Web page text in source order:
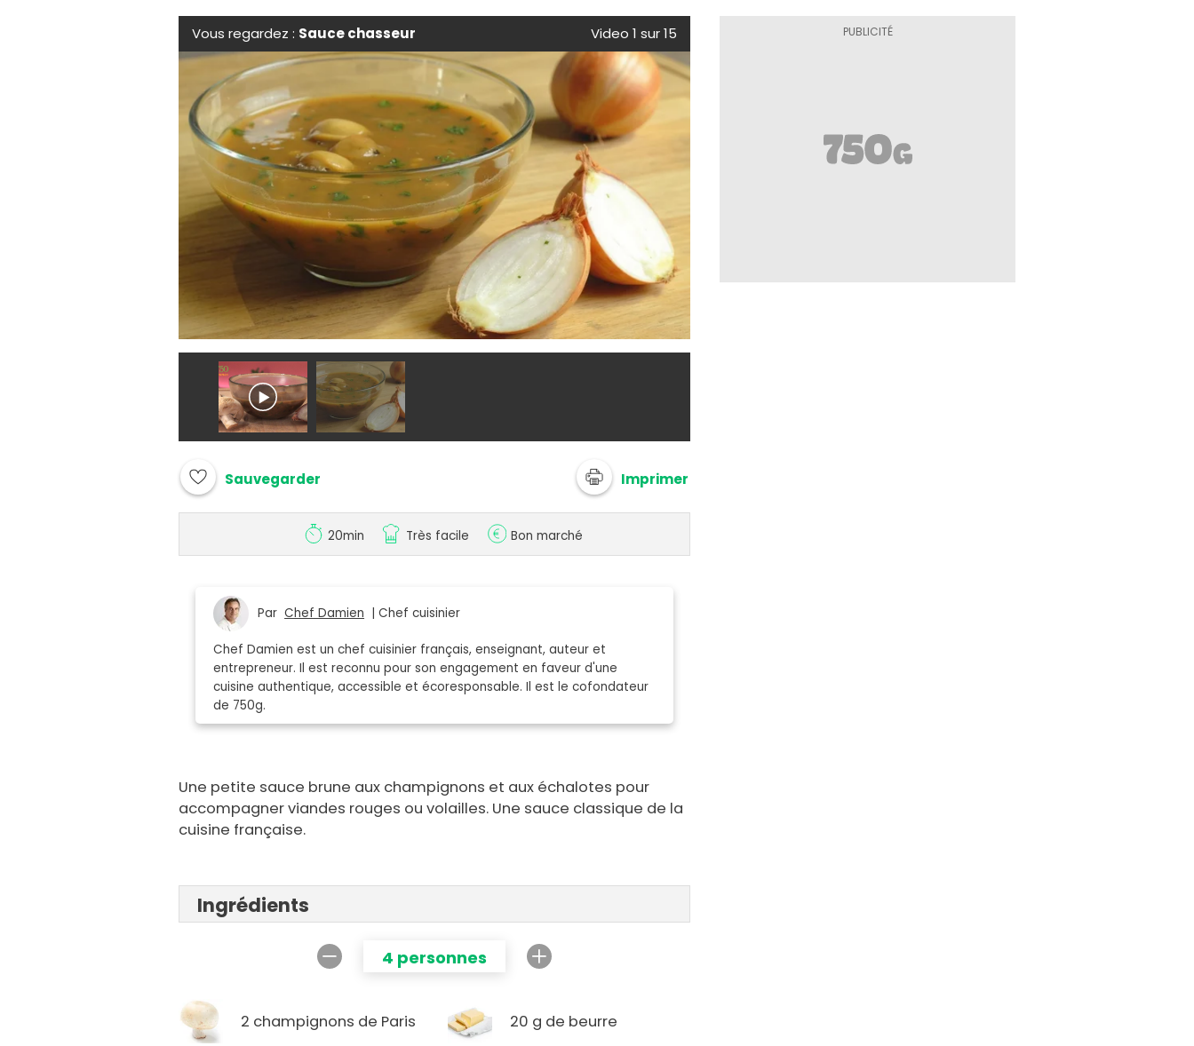
Vous regardez : Sauce chasseur Video 1 sur 15
Sauvegarder Imprimer
20min Très facile Bon marché
ParChef Damien | Chef cuisinier
Chef Damien est un chef cuisinier français, enseignant, auteur et
entrepreneur. Il est reconnu pour son engagement en faveur d'une
cuisine authentique, accessible et écoresponsable. Il est le cofondateur
de 750g.
Une petite sauce brune aux champignons et aux échalotes pour
accompagner viandes rouges ou volailles. Une sauce classique de la
cuisine française.
Ingrédients
4 personnes
2 champignons de Paris 20 g de beurre